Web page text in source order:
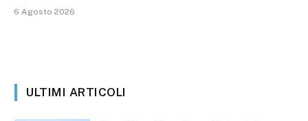
6 Agosto 2026
ULTIMI ARTICOLI